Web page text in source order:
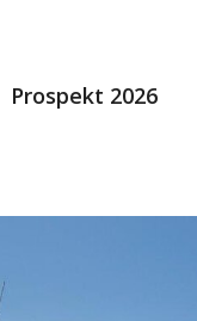
Prospekt 2026